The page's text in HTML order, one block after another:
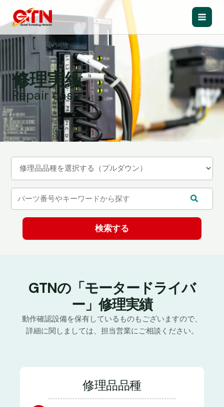
ス
プ
Main
修理実績
Repair case
GTNの「モータードライバ
ー」修理実績
動作確認設備を保有しているものもございますので、
詳細に関しましては、担当営業にご相談ください。
修理品品種